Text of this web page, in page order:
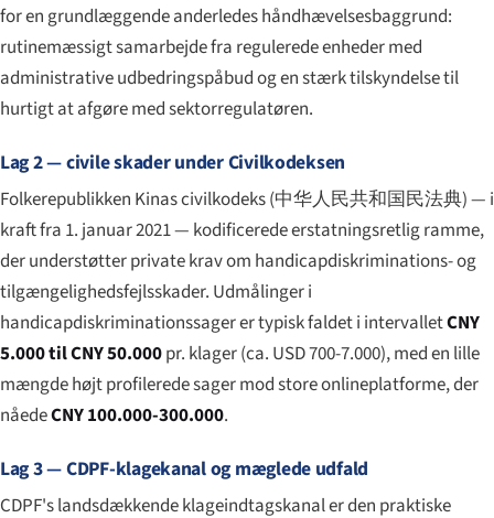
for en grundlæggende anderledes håndhævelses­baggrund:
rutine­mæssigt samarbejde fra regulerede enheder med
administrative udbedringspåbud og en stærk tilskyndelse til
hurtigt at afgøre med sektorregulatøren.
Lag 2 — civile skader under Civilkodeksen
Folkerepublikken Kinas civilkodeks (中华人民共和国民法典) — i
kraft fra 1. januar 2021 — kodificerede erstatningsretlig ramme,
der understøtter private krav om handicapdiskriminations- og
tilgængeligheds­fejlsskader. Udmålinger i
handicapdiskriminationssager er typisk faldet i intervalletCNY
5.000 til CNY 50.000pr. klager (ca. USD 700-7.000), med en lille
mængde højt profilerede sager mod store onlineplatforme, der
nåedeCNY 100.000-300.000.
Lag 3 — CDPF-klagekanal og mæglede udfald
CDPF's landsdækkende klageindtags­kanal er den praktiske